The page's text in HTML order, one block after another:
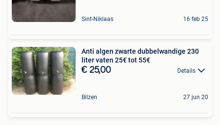
Sint-Niklaas 16 feb 25
Anti algen zwarte dubbelwandige 230
liter vaten 25€ tot 55€
€ 25,00 Details
Bilzen 27 jun 20